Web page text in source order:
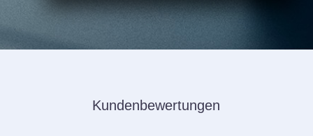
Kundenbewertungen